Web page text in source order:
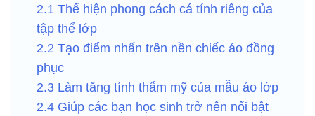
2.1 Thể hiện phong cách cá tính riêng của
tập thể lớp
2.2 Tạo điểm nhấn trên nền chiếc áo đồng
phục
2.3 Làm tăng tính thẩm mỹ của mẫu áo lớp
2.4 Giúp các bạn học sinh trở nên nổi bật